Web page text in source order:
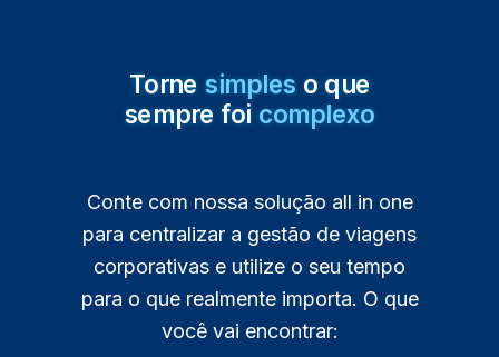
Torne simples o que
sempre foi complexo
Conte com nossa solução all in one
para centralizar a gestão de viagens
corporativas e utilize o seu tempo
para o que realmente importa. O que
você vai encontrar: